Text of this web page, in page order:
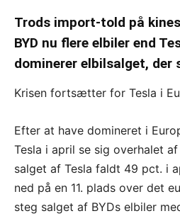
Trods import-told på
BYD nu flere elbiler end
dominerer elbilsalget, der
Krisen fortsætter for Tesla i
Efter at have domineret i
Tesla i april se sig overhalet
salget af Tesla faldt 49 pct. i
ned på en 11. plads over det
steg salget af BYDs elbiler